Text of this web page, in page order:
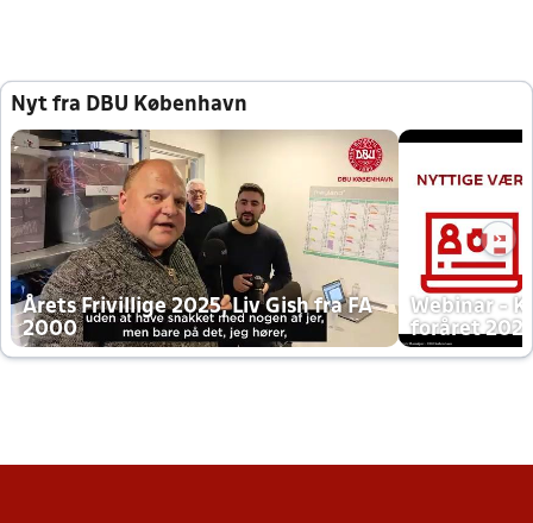
Nyt fra DBU København
Årets Frivillige 2025, Liv Gish fra FA
2000
Webinar -
foråret